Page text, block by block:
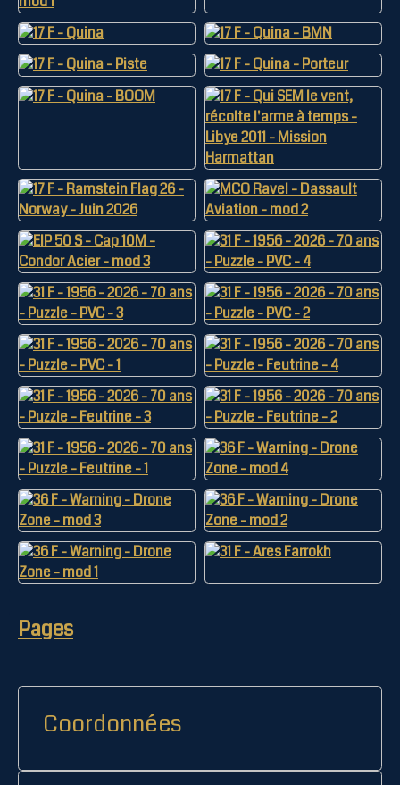
Pages
Coordonnées